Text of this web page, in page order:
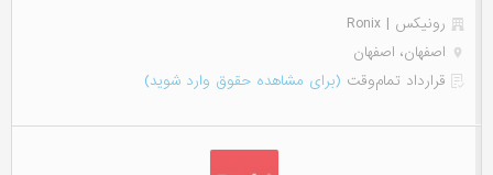
رونیکس | Ronix
اصفهان، اصفهان
قرارداد تمام‌وقت (برای مشاهده حقوق وارد شوید)